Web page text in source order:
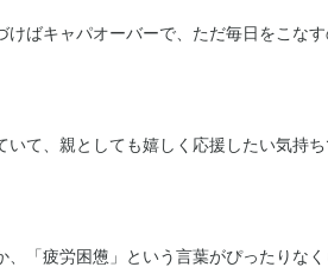
ばキャパオーバーで、ただ毎日をこなす
て、親としても嬉しく応援したい気持ち
「疲労困憊」という言葉がぴったりな